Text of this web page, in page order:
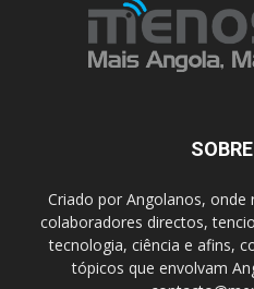
Criado por Angolanos, onde
colaboradores directos,
tecnologia, ciência e afins,
tópicos que envolvam